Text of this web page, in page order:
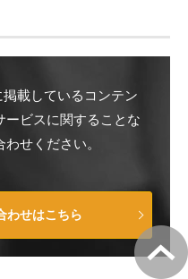
載しているコンテン
ービスに関することな
せください。
わせはこちら